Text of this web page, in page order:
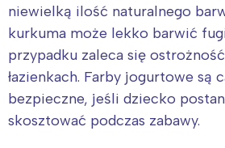
niewielką ilość naturalnego
kurkuma może lekko barwić
przypadku zaleca się
łazienkach. Farby jogurtowe są
bezpieczne, jeśli dziecko
skosztować podczas zabawy.